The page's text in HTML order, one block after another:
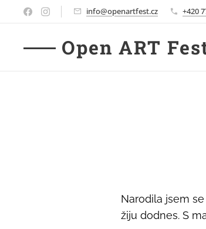
info@openartfest.cz +420
Open ART
Narodila jsem
žiju dodnes. S